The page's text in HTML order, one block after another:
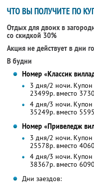
ЧТО ВЫ ПОЛУЧИТЕ ПО
Отдых для двоих в
со скидкой 30%
Акция не действует в дни
В будни
Номер «Классик
3 дня/2 ночи. Купон
23499р. вместо
4 дня/3 ночи. Купон
35249р. вместо
Номер «Привеледж
3 дня/2 ночи. Купон
25578р. вместо
4 дня/3 ночи. Купон
38367р. вместо
Дни заездов: